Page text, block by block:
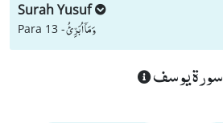
Surah Yusuf
Para 13 -وَ مَاۤ اُبَرِّئُ
سورة يوسف